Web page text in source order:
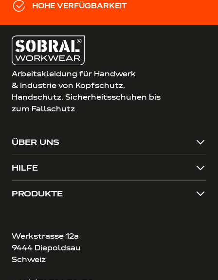
HOHE VERFÜGBARKEIT
Arbeitskleidung für Handwerk
& Industrie von Kopfschutz,
Handschutz, Sicherheitsschuhen bis
zum Fallschutz
ÜBER UNS
HILFE
PRODUKTE
Werkstrasse 12a
9444 Diepoldsau
Schweiz